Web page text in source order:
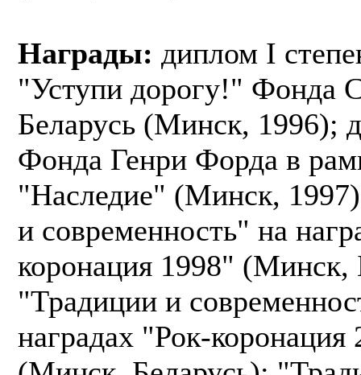
Награды: диплом I
"Уступи дорогу!" Фонда
Беларусь (Минск, 1996);
Фонда Генри Форда в
"Наследие" (Минск,
и современность" на
коронация 1998" (Минск,
"Традиции и
наградах "Рок-коронация